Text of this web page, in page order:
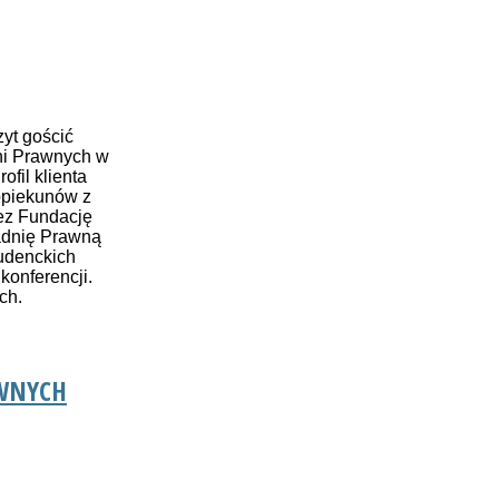
gościć
Prawnych w
klienta
z
Fundację
Prawną